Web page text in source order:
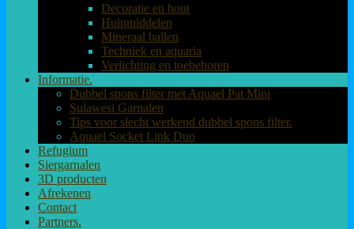
Decoratie en hout
Hulpmiddelen
Mineraal ballen
Techniek en aquaria
Verlichting en toebehoren
Informatie.
Dubbel spons filter met Aquael Pat Mini
Sulawesi Garnalen
Tips voor slecht werkend dubbel spons filter.
Aquael Socket Link Duo
Refugium
Siergarnalen
3D producten
Afrekenen
Contact
Partners.